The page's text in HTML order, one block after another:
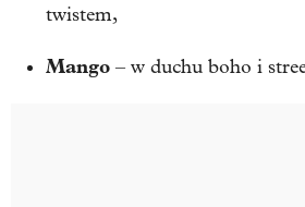
twistem,
Mango – w duchu boho i